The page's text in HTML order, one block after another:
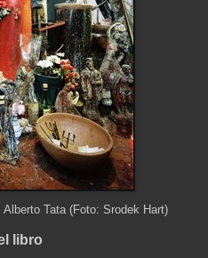
Tata (Foto: Srodek Hart)
libro